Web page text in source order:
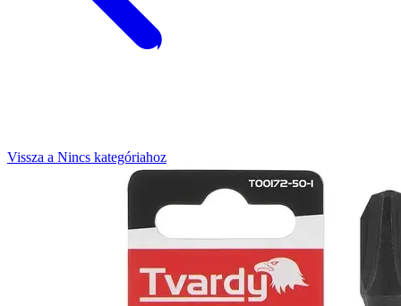
Vissza a Nincs kategóriahoz